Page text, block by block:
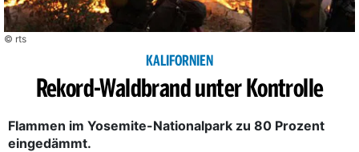
© rts
KALIFORNIEN
Rekord-Waldbrand unter Kontrolle
Flammen im Yosemite-Nationalpark zu 80 Prozent
eingedämmt.